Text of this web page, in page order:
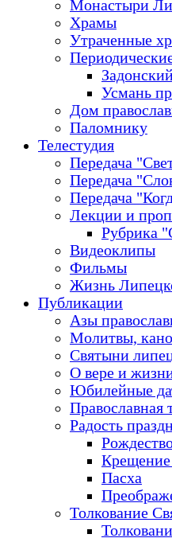
Монастыри
Храмы
Утраченные
Усмань
Дом
Паломнику
Телестудия
Передача
Передача
Передача
Лекции и
Рубрика
Видеоклипы
Фильмы
Жизнь
Публикации
Азы
Молитвы,
Святыни
О вере и
Юбилейные
Православная
Радость
Крещение
Пасха
Толкование